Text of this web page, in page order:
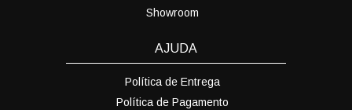
Showroom
AJUDA
Política de Entrega
Política de Pagamento